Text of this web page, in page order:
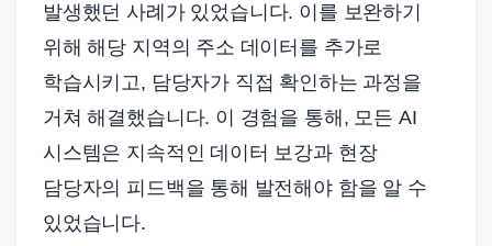
발생했던 사례가 있었습니다. 이를 보완하기
위해 해당 지역의 주소 데이터를 추가로
학습시키고, 담당자가 직접 확인하는 과정을
거쳐 해결했습니다. 이 경험을 통해, 모든 AI
시스템은 지속적인 데이터 보강과 현장
담당자의 피드백을 통해 발전해야 함을 알 수
있었습니다.